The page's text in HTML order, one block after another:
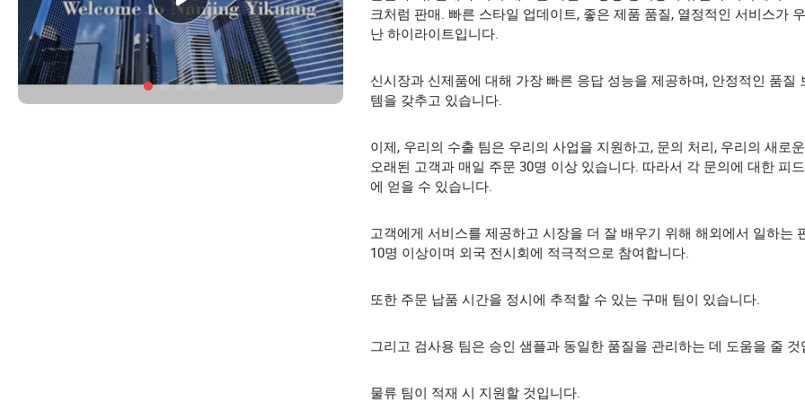
크처럼 판매. 빠른 스타일 업데이트, 좋은 제품 품질, 열정적인 서비스가
난 하이라이트입니다.
신시장과 신제품에 대해 가장 빠른 응답 성능을 제공하며, 안정적인 품질
템을 갖추고 있습니다.
이제, 우리의 수출 팀은 우리의 사업을 지원하고, 문의 처리, 우리의 새로
오래된 고객과 매일 주문 30명 이상 있습니다. 따라서 각 문의에 대한 피
에 얻을 수 있습니다.
고객에게 서비스를 제공하고 시장을 더 잘 배우기 위해 해외에서 일하는
10명 이상이며 외국 전시회에 적극적으로 참여합니다.
또한 주문 납품 시간을 정시에 추적할 수 있는 구매 팀이 있습니다.
그리고 검사용 팀은 승인 샘플과 동일한 품질을 관리하는 데 도움을 줄 것
물류 팀이 적재 시 지원할 것입니다.